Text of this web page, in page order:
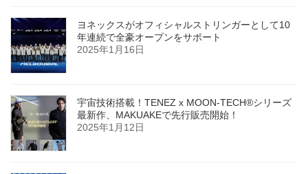
ヨネックスがオフィシャルストリンガーとして10
年連続で全豪オープンをサポート
2025年1月16日
宇宙技術搭載！TENEZ x MOON-TECH®シリーズ
最新作、MAKUAKEで先行販売開始！
2025年1月12日